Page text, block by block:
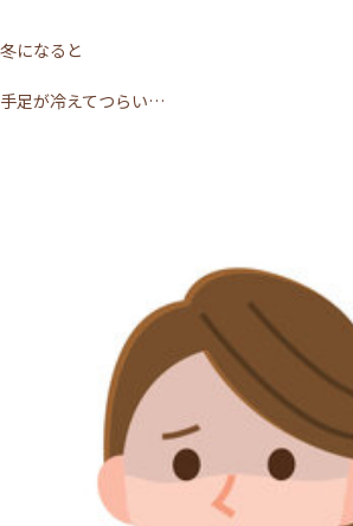
冬になると
手足が冷えてつらい…